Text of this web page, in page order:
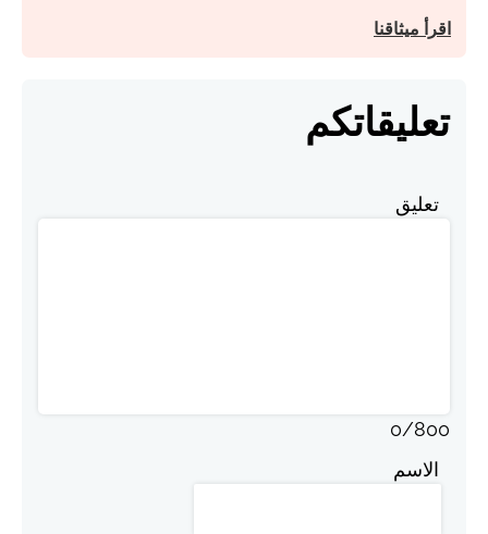
اقرأ ميثاقنا
تعليقاتكم
تعليق
0/800
الاسم